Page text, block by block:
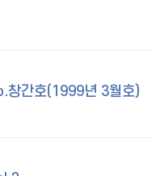
창간호(1999년 3월호)